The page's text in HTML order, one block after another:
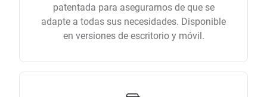
patentada para asegurarnos de que se
adapte a todas sus necesidades. Disponible
en versiones de escritorio y móvil.